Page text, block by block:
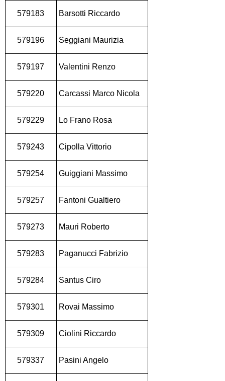
579183 Barsotti Riccardo
579196 Seggiani Maurizia
579197 Valentini Renzo
579220 Carcassi Marco Nicola
579229 Lo Frano Rosa
579243 Cipolla Vittorio
579254 Guiggiani Massimo
579257 Fantoni Gualtiero
579273 Mauri Roberto
579283 Paganucci Fabrizio
579284 Santus Ciro
579301 Rovai Massimo
579309 Ciolini Riccardo
579337 Pasini Angelo